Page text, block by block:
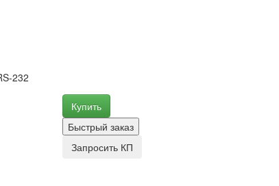
232
Купить
Быстрый заказ
Запросить КП